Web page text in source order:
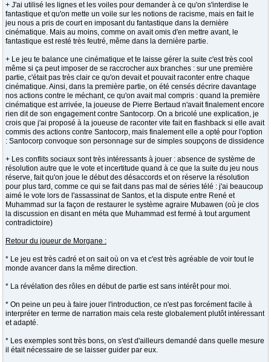
+ J'ai utilisé les lignes et les voiles pour demander à ce qu'on s'interdise le
fantastique et qu'on mette un voile sur les notions de racisme, mais en fait le
jeu nous a pris de court en imposant du fantastique dans la dernière
cinématique. Mais au moins, comme on avait omis d'en mettre avant, le
fantastique est resté très feutré, même dans la dernière partie.
+ Le jeu te balance une cinématique et te laisse gérer la suite c'est très cool
même si ça peut imposer de se raccrocher aux branches : sur une première
partie, c'était pas très clair ce qu'on devait et pouvait raconter entre chaque
cinématique. Ainsi, dans la première partie, on été censés décrire davantage
nos actions contre le méchant, ce qu'on avait mal compris : quand la première
cinématique est arrivée, la joueuse de Pierre Bertaud n'avait finalement encore
rien dit de son engagement contre Santocorp. On a bricolé une explication, je
crois que j'ai proposé à la joueuse de raconter vite fait en flashback si elle avait
commis des actions contre Santocorp, mais finalement elle a opté pour l'option
: Santocorp convoque son personnage sur de simples soupçons de dissidence
+ Les conflits sociaux sont très intéressants à jouer : absence de système de
résolution autre que le vote et incertitude quand à ce que la suite du jeu nous
réserve, fait qu'on joue le début des désaccords et on réserve la résolution
pour plus tard, comme ce qui se fait dans pas mal de séries télé : j'ai beaucoup
aimé le vote lors de l'assassinat de Santos, et la dispute entre René et
Muhammad sur la façon de restaurer le système agraire Mubawen (où je clos
la discussion en disant en méta que Muhammad est fermé à tout argument
contradictoire)
Retour du joueur de Morgane :
* Le jeu est très cadré et on sait où on va et c'est très agréable de voir tout le
monde avancer dans la même direction.
* La révélation des rôles en début de partie est sans intérêt pour moi.
* On peine un peu à faire jouer l'introduction, ce n'est pas forcément facile à
interpréter en terme de narration mais cela reste globalement plutôt intéressant
et adapté.
* Les exemples sont très bons, on s'est d'ailleurs demandé dans quelle mesure
il était nécessaire de se laisser guider par eux.